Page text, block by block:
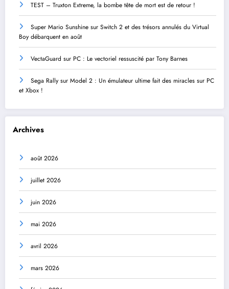
TEST – Truxton Extreme, la bombe tête de mort est de retour !
Super Mario Sunshine sur Switch 2 et des trésors annulés du Virtual
Boy débarquent en août
VectaGuard sur PC : Le vectoriel ressuscité par Tony Barnes
Sega Rally sur Model 2 : Un émulateur ultime fait des miracles sur PC
et Xbox !
Archives
août 2026
juillet 2026
juin 2026
mai 2026
avril 2026
mars 2026